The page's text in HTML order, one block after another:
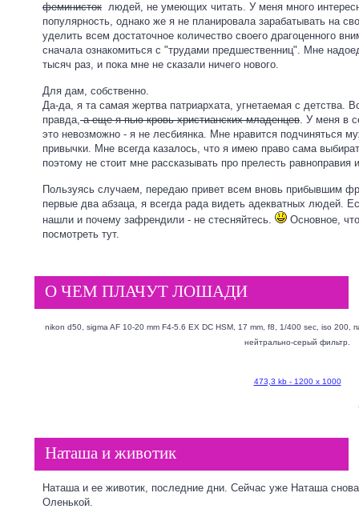
феминисток людей, не умеющих читать. У меня много
популярность, однако же я не планировала зарабатывать на
уделить всем достаточное количество своего драгоценного
сначала ознакомиться с "трудами предшественниц". Мне
тысяч раз, и пока мне не сказали ничего нового.
Для дам, собственно.
Да-да, я та самая жертва патриархата, угнетаемая с детства.
правда,а еще я пью кровь христианских младенцев. У меня в
это невозможно - я не лесбиянка. Мне нравится подчиняться
привычки. Мне всегда казалось, что я имею право сама
поэтому не стоит мне рассказывать про прелесть равноправия
Пользуясь случаем, передаю привет всем вновь прибывшим
первые два абзаца, я всегда рада видеть адекватных людей.
нашли и почему зафрендили - не стесняйтесь.
Основное,
посмотреть тут.
О ЧЕМ ПЛАЧУТ ЛОШАДИ
nikon d50, sigma AF 10-20 mm F4-5.6 EX DC HSM, 17 mm, f8, 1/400 sec, iso 200,
нейтрально-серый фильтр.
473,3 kb - 1200 х 1000
Наташа и животик
Наташа и ее животик, последние дни. Сейчас уже Наташа
Оленькой.